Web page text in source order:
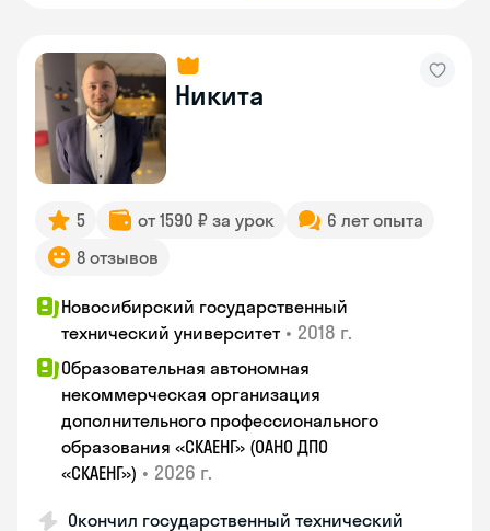
Никита
5 от 1590 ₽ за урок
6 лет опыта
8 отзывов
Новосибирский государственный
технический университет • 2018 г.
Образовательная автономная
некоммерческая организация
дополнительного профессионального
образования «СКАЕНГ» (ОАНО ДПО
«СКАЕНГ») • 2026 г.
Окончил государственный технический